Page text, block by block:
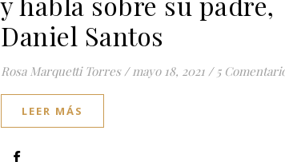
Daniel Santos
Rosa Marquetti Torres / mayo 18, 2021 / 5
LEER MÁS